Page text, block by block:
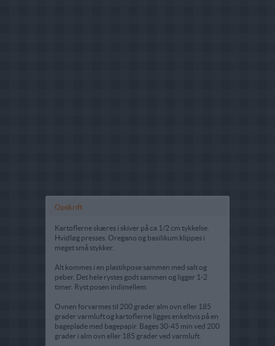
Opskrift
Kartoflerne skæres i skiver på ca 1/2 cm tykkelse.
Hvidløg presses. Oregano og basilikum klippes i
meget små stykker.
Alt kommes i en plastikpose sammen med salt og
peber. Det hele rystes godt sammen og ligger 1-2
timer. Ryst posen indimellem.
Ovnen forvarmes til 200 grader alm ovn eller 185
grader varmluft og kartoflerne ligges enkeltvis på en
bageplade med bagepapir. Bages 30-45 min ved 200
grader i alm ovn eller 185 grader ved varmluft.